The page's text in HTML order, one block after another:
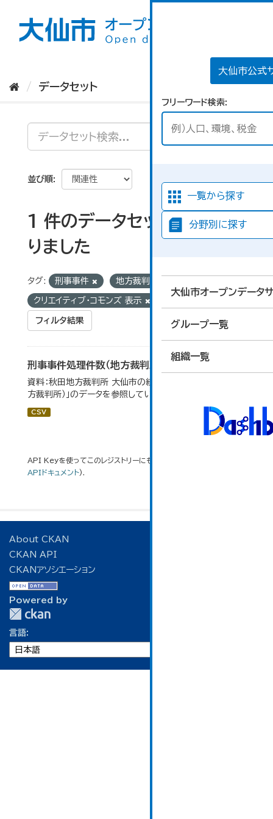
大仙市公式
フリーワード検索
一覧から探す
分野別に探す
大仙市オープンデータ
グループ一覧
組織一覧
データセット
並び順
1 件のデータセットが見つか
りました
タグ: 刑事事件 地方裁判所
クリエイティブ・コモンズ 表示
フィルタ結果
刑事事件処理件数（地方裁判所）
資料：秋田地方裁判所 大仙市の統計「12-17刑事事件（地
方裁判所）」のデータを参照しています。
CSV
API Keyを使ってこのレジストリーにもアクセス可能です
APIドキュメント).
About CKAN
CKAN API
CKANアソシエーション
Powered by
言語